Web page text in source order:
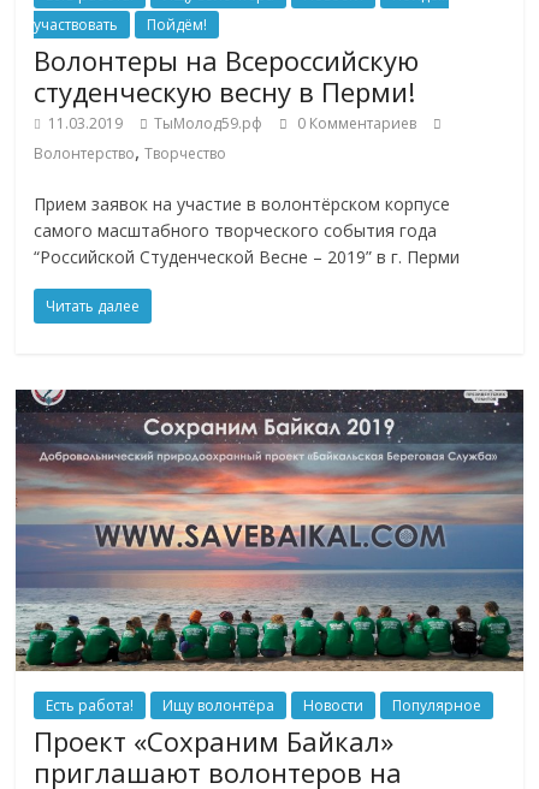
участвовать
Пойдём!
Волонтеры на Всероссийскую
студенческую весну в Перми!
11.03.2019 ТыМолод59.рф
0 Комментариев
Волонтерство,Творчество
Прием заявок на участие в волонтёрском корпусе
самого масштабного творческого события года
“Российской Студенческой Весне – 2019” в г. Перми
Читать далее
Есть работа! Ищу волонтёра Новости Популярное
Проект «Сохраним Байкал»
приглашают волонтеров на